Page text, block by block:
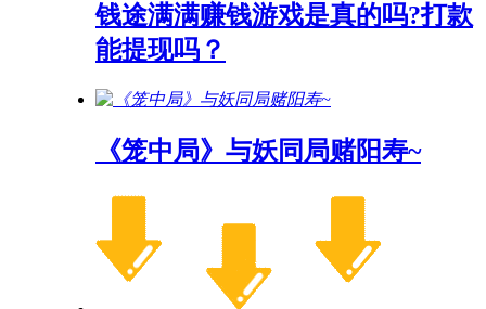
钱途满满赚钱游戏是真的吗?打款
能提现吗？
《笼中局》与妖同局赌阳寿~